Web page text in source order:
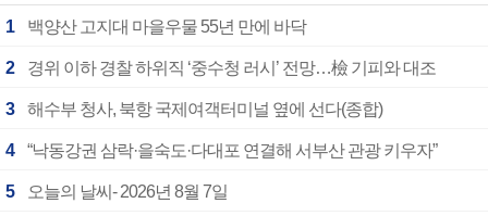
1 백양산 고지대 마을우물 55년 만에 바닥
2 경위 이하 경찰 하위직 ‘중수청 러시’ 전망…檢 기피와 대조
3 해수부 청사, 북항 국제여객터미널 옆에 선다(종합)
4 “낙동강권 삼락·을숙도·다대포 연결해 서부산 관광 키우자”
5 오늘의 날씨- 2026년 8월 7일